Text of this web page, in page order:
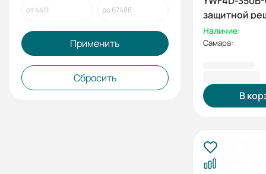
Применить
Сбросить
защитной
нагнетание,
Наличие:
Самара:
В